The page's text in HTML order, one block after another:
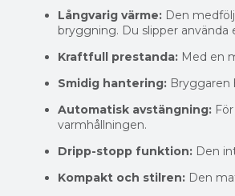
Långvarig värme: Den
bryggning. Du slipper
Kraftfull prestanda: Med en
Smidig hantering: Bryggaren
Automatisk avstängning:
varmhållningen.
Dripp-stopp funktion: Den
Kompakt och stilren: Den